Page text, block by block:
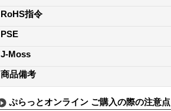
RoHS指令
PSE
J-Moss
商品備考
ぷらっとオンライン ご購入の際の注意点